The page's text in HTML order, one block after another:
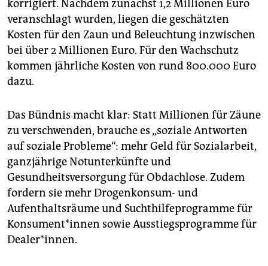
korrigiert. Nachdem zunächst 1,2 Millionen Euro
veranschlagt wurden, liegen die geschätzten
Kosten für den Zaun und Beleuchtung inzwischen
bei über 2 Millionen Euro. Für den Wachschutz
kommen jährliche Kosten von rund 800.000 Euro
dazu.
Das Bündnis macht klar: Statt Millionen für Zäune
zu verschwenden, brauche es „soziale Antworten
auf soziale Probleme“: mehr Geld für Sozialarbeit,
ganzjährige Notunterkünfte und
Gesundheitsversorgung für Obdachlose. Zudem
fordern sie mehr Drogenkonsum- und
Aufenthaltsräume und Suchthilfeprogramme für
Kon­su­men­t*in­nen sowie Ausstiegsprogramme für
Dealer*innen.